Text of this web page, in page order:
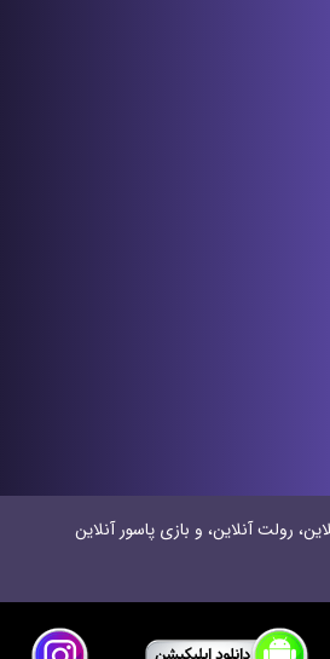
رولت آنلاین، و بازی پاسور آنلاین